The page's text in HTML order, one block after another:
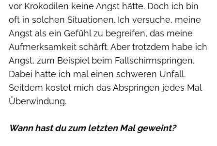
vor Krokodilen keine Angst hätte. Doch ich bin
oft in solchen Situationen. Ich versuche, meine
Angst als ein Gefühl zu begreifen, das meine
Aufmerksamkeit schärft. Aber trotzdem habe ich
Angst, zum Beispiel beim Fallschirmspringen.
Dabei hatte ich mal einen schweren Unfall.
Seitdem kostet mich das Abspringen jedes Mal
Überwindung.
Wann hast du zum letzten Mal geweint?